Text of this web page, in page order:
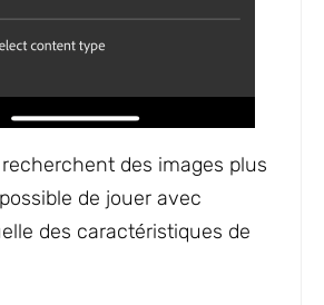
des images plus
de jouer avec
des caractéristiques de